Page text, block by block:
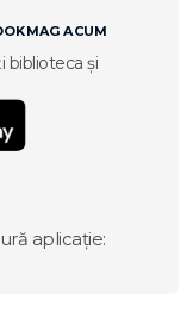
ACUM
biblioteca și
aplicație: